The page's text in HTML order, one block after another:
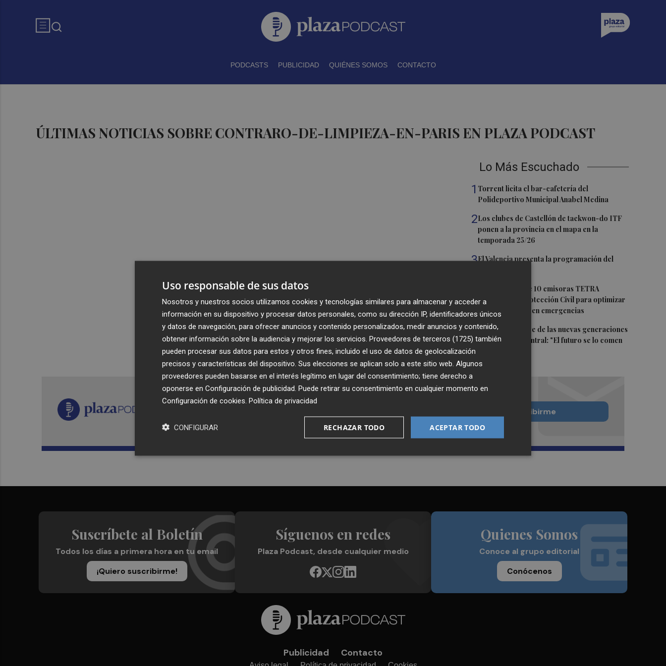
PODCASTS PUBLICIDAD QUIÉNES SOMOS CONTACTO
ÚLTIMAS NOTICIAS SOBRE CONTRARO-DE-LIMPIEZA-EN-PARIS EN PLAZA PODCAST
Lo Más Escuchado
1 Torrent licita el bar-cafetería del
Polideportivo Municipal Anabel Medina
2Los clubes de Castellón de taekwon-do ITF
ponen a la provincia en el mapa en la
temporada 25/26
3El Valencia presenta la programación del
Bétera adquiere 10 emisoras TETRA
destinadas a Protección Civil para optimizar
la coordinación en emergencias
5La incertidumbre de las nuevas generaciones
del Mercado Central: "El futuro se lo comen
Recibe toda la actualidad de
Plaza Podcast en tu correo
Quiero suscribirme
Suscríbete al Boletín
Todos los días a primera hora en tu email
¡Quiero suscribirme!
Síguenos en redes
Plaza Podcast, desde cualquier medio
Quienes Somos
Conoce al grupo editorial
Conócenos
Publicidad Contacto
Uso responsable de sus datos
Nosotros y nuestros socios utilizamos cookies y tecnologías similares para almacenar y acceder a
información en su dispositivo y procesar datos personales, como su dirección IP, identificadores únicos
y datos de navegación, para ofrecer anuncios y contenido personalizados, medir anuncios y contenido,
obtener información sobre la audiencia y mejorar los servicios. Proveedores de terceros (1725) también
pueden procesar sus datos para estos y otros fines, incluido el uso de datos de geolocalización
precisos y características del dispositivo. Sus elecciones se aplican solo a este sitio web. Algunos
proveedores pueden basarse en el interés legítimo en lugar del consentimiento; tiene derecho a
oponerse en Configuración de publicidad . Puede retirar su consentimiento en cualquier momento en
Configuración de cookies Política de privacidad
ACEPTAR TODO
RECHAZAR TODO
CONFIGURAR